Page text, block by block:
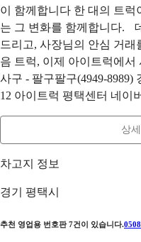
이 함께합니다 한 대의 트럭
는 그 변화를 함께합니다.
드리고, 사장님의 안심 거
음 트럭, 이제 아이트럭에
사구 - 팔구팔구(4949-8989)
12 아이트럭 평택센터 네이
상
차고지 정보
경기 평택시
추천 영업용 번호판 7건이 있습니다.